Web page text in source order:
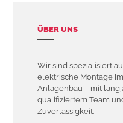
ÜBER UNS
Wir sind spezialisiert
elektrische Montage
Anlagenbau – mit
qualifiziertem Team
Zuverlässigkeit.